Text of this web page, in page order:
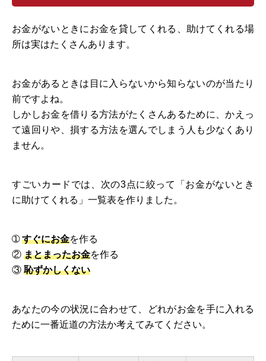
お金がないときにお金を貸してくれる、助けてくれる場
所は実はたくさんあります。
お金があるときは目に入らないから知らないのが当たり
前ですよね。
しかしお金を借りる方法がたくさんあるために、かえっ
て遠回りや、損する方法を選んでしまう人も少なくあり
ません。
すごいカードでは、次の3点に絞って「お金がないとき
に助けてくれる」一覧表を作りました。
➀すぐにお金を作る
② まとまったお金を作る
③ 恥ずかしくない
あなたの今の状況に合わせて、どれがお金を手に入れる
ために一番近道の方法か考えてみてください。